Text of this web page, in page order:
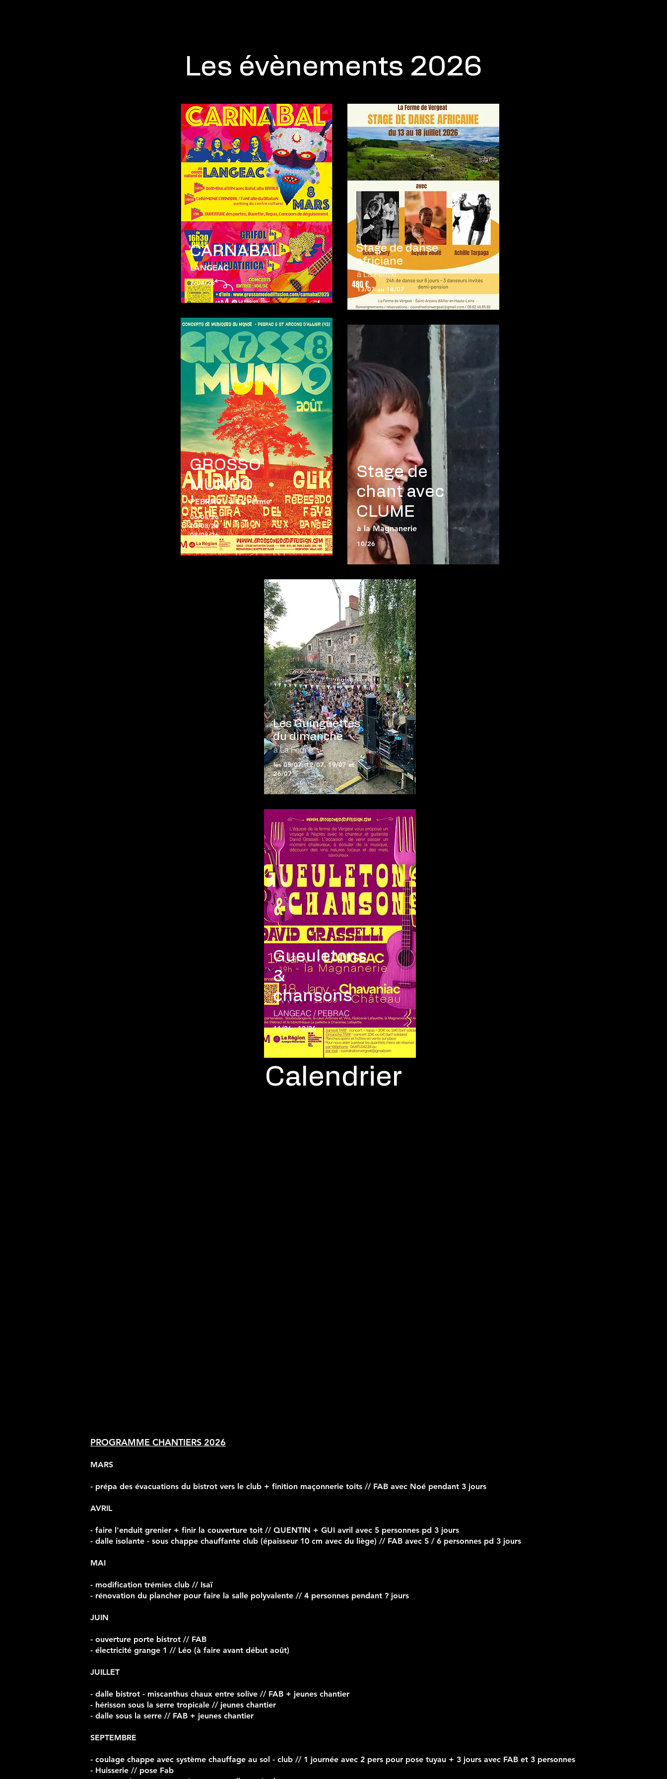
Les évènements 2026
CARNABAL
LANGEAC
7/04/26
GROSSO
MUNDO
PEBRAC / à La Ferme
06/08/26
07/08/26
08/08/26
Stage de danse
africiane
à La Ferme
13/07 au 18/07
Stage de
chant avec
CLUME
à la Magnanerie
10/26
Les Guinguettes
du dimanche
à La Ferme
les 05/07, 12/07, 19/07 et
26/07
Gueuletons
&
chansons
LANGEAC / PEBRAC
11/26 - 12/26
Calendrier
PROGRAMME CHANTIERS 2026
MARS
- prépa des évacuations du bistrot vers le club + finition maçonnerie toits // FAB avec Noé pendant 3 jours
AVRIL
- faire l'enduit grenier + finir la couverture toit // QUENTIN + GUI avril avec 5 personnes pd 3 jours
- dalle isolante - sous chappe chauffante club (épaisseur 10 cm avec du liège) // FAB avec 5 / 6 personnes pd 3 jours
MAI
- modification trémies club // Isaï
- rénovation du plancher pour faire la salle polyvalente // 4 personnes pendant ? jours
JUIN
- ouverture porte bistrot // FAB
- électricité grange 1 // Léo (à faire avant début août)
JUILLET
- dalle bistrot - miscanthus chaux entre solive // FAB + jeunes chantier
- hérisson sous la serre tropicale // jeunes chantier
- dalle sous la serre // FAB + jeunes chantier
SEPTEMBRE
- coulage chappe avec système chauffage au sol - club // 1 journée avec 2 pers pour pose tuyau + 3 jours avec FAB et 3 personnes
- Huisserie // pose Fab